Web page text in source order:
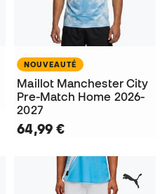
NOUVEAUTÉ
Maillot Manchester City
Pre-Match Home 2026-
2027
64,99 €